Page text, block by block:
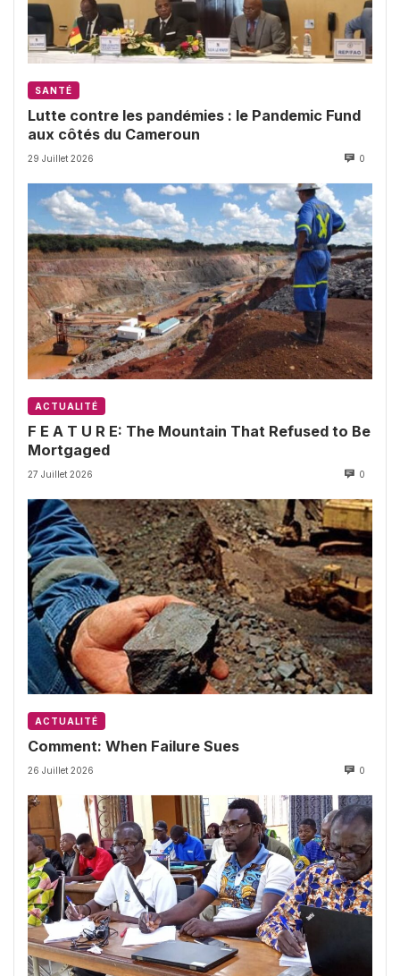
SANTÉ
Lutte contre les pandémies : le Pandemic Fund
aux côtés du Cameroun
29 Juillet 2026 0
ACTUALITÉ
F E A T U R E: The Mountain That Refused to Be
Mortgaged
27 Juillet 2026 0
ACTUALITÉ
Comment: When Failure Sues
26 Juillet 2026 0